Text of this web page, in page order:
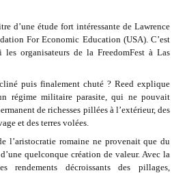
d’une étude fort intéressante de Lawrence
For Economic Education (USA). C’est
organisateurs de la FreedomFest à Las
puis finalement chuté ? Reed explique
régime militaire parasite, qui ne pouvait
de richesses pillées à l’extérieur, des
et des terres volées.
l’aristocratie romaine ne provenait que du
quelconque création de valeur. Avec la
décroissants des pillages,